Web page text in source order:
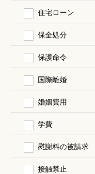
住宅ローン
保全処分
保護命令
国際離婚
婚姻費用
学費
慰謝料の被請求
接触禁止